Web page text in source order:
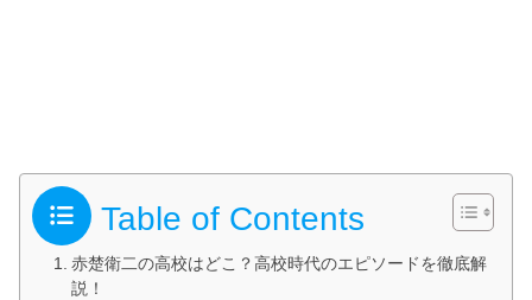
Table of Contents
赤楚衛二の高校はどこ？高校時代のエピソードを徹底解
説！